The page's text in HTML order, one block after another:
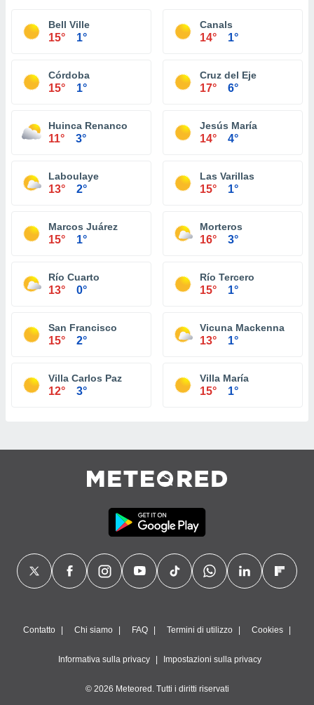
Bell Ville
15° 1°
Canals
14° 1°
Córdoba
15° 1°
Cruz del Eje
17° 6°
Huinca Renanco
11° 3°
Jesús María
14° 4°
Laboulaye
13° 2°
Las Varillas
15° 1°
Marcos Juárez
15° 1°
Morteros
16° 3°
Río Cuarto
13° 0°
Río Tercero
15° 1°
San Francisco
15° 2°
Vicuna Mackenna
13° 1°
Villa Carlos Paz
12° 3°
Villa María
15° 1°
Contatto Chi siamo FAQ Termini di utilizzo Cookies
Informativa sulla privacy Impostazioni sulla privacy
© 2026 Meteored. Tutti i diritti riservati